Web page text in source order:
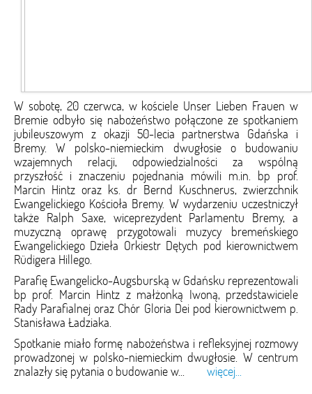
W sobotę, 20 czerwca, w kościele Unser Lieben Frauen w
Bremie odbyło się nabożeństwo połączone ze spotkaniem
jubileuszowym z okazji 50-lecia partnerstwa Gdańska i
Bremy. W polsko-niemieckim dwugłosie o budowaniu
wzajemnych relacji, odpowiedzialności za wspólną
przyszłość i znaczeniu pojednania mówili m.in. bp prof.
Marcin Hintz oraz ks. dr Bernd Kuschnerus, zwierzchnik
Ewangelickiego Kościoła Bremy. W wydarzeniu uczestniczył
także Ralph Saxe, wiceprezydent Parlamentu Bremy, a
muzyczną oprawę przygotowali muzycy bremeńskiego
Ewangelickiego Dzieła Orkiestr Dętych pod kierownictwem
Rüdigera Hillego.
Parafię Ewangelicko-Augsburską w Gdańsku reprezentowali
bp prof. Marcin Hintz z małżonką Iwoną, przedstawiciele
Rady Parafialnej oraz Chór Gloria Dei pod kierownictwem p.
Stanisława Ładziaka.
Spotkanie miało formę nabożeństwa i refleksyjnej rozmowy
prowadzonej w polsko-niemieckim dwugłosie. W centrum
znalazły się pytania o budowanie w... więcej...